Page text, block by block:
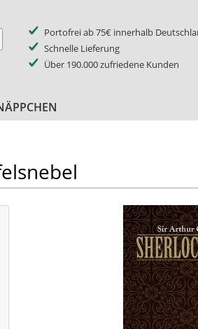
Portofrei ab 75€ innerhalb
Schnelle Lieferung
Über 190.000 zufriedene Kunden